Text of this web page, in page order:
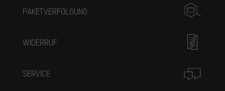
PAKETVERFOLGUNG
WIDERRUF
SERVICE